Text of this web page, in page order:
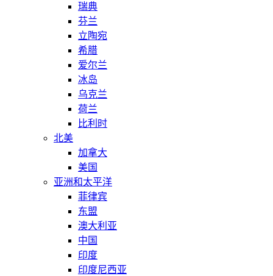
瑞典
芬兰
立陶宛
希腊
爱尔兰
冰岛
乌克兰
荷兰
比利时
北美
加拿大
美国
亚洲和太平洋
菲律宾
东盟
澳大利亚
中国
印度
印度尼西亚